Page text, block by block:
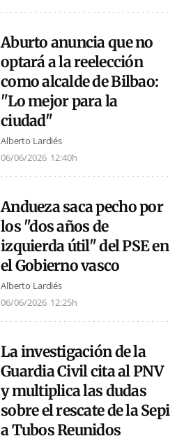
Aburto anuncia que no
optará a la reelección
como alcalde de Bilbao:
"Lo mejor para la
ciudad"
Alberto Lardiés
06/06/2026 12:40h
Andueza saca pecho por
los "dos años de
izquierda útil" del PSE en
el Gobierno vasco
Alberto Lardiés
06/06/2026 12:25h
La investigación de la
Guardia Civil cita al PNV
y multiplica las dudas
sobre el rescate de la Sepi
a Tubos Reunidos